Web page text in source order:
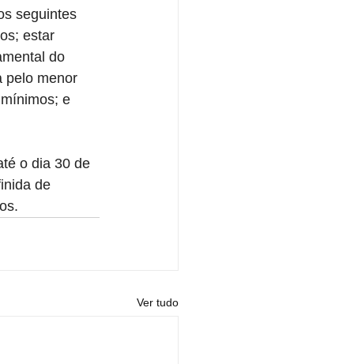
seguintes
estar
do
pelo menor
e
o dia 30 de
de
Ver tudo